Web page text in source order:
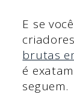
E se
brutas
é
seguem.